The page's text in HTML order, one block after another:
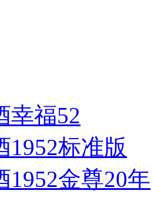
幸福52
1952标准版
1952金尊20年